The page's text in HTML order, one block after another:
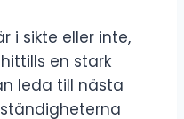
i sikte eller inte,
en stark
leda till nästa